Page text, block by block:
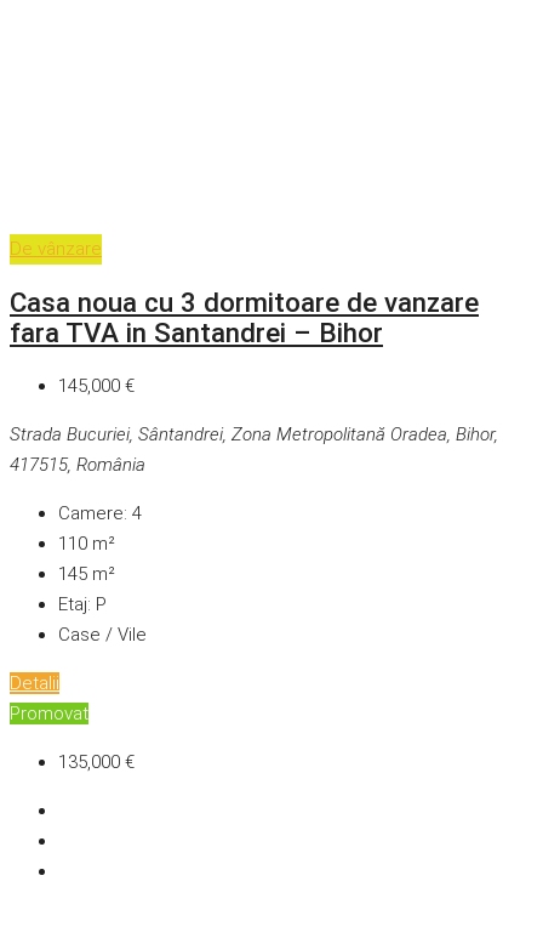
De vânzare
Casa noua cu 3 dormitoare de vanzare
fara TVA in Santandrei – Bihor
145,000 €
Strada Bucuriei, Sântandrei, Zona Metropolitană Oradea, Bihor,
417515, România
Camere: 4
110 m²
145 m²
Etaj: P
Case / Vile
Detalii
Promovat
135,000 €